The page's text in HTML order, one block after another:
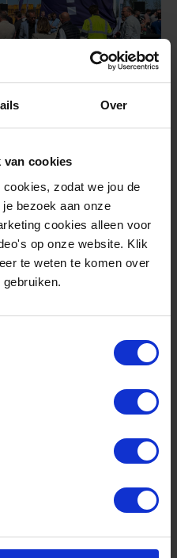
Over
van cookies
zodat we jou de
bezoek aan onze
cookies alleen voor
op onze website. Klik
te weten te komen over
door
wordt mede
subsidie van € 1,1
programma,
komt in handen van
Haven,
Liander en de
Boekelermeer. De